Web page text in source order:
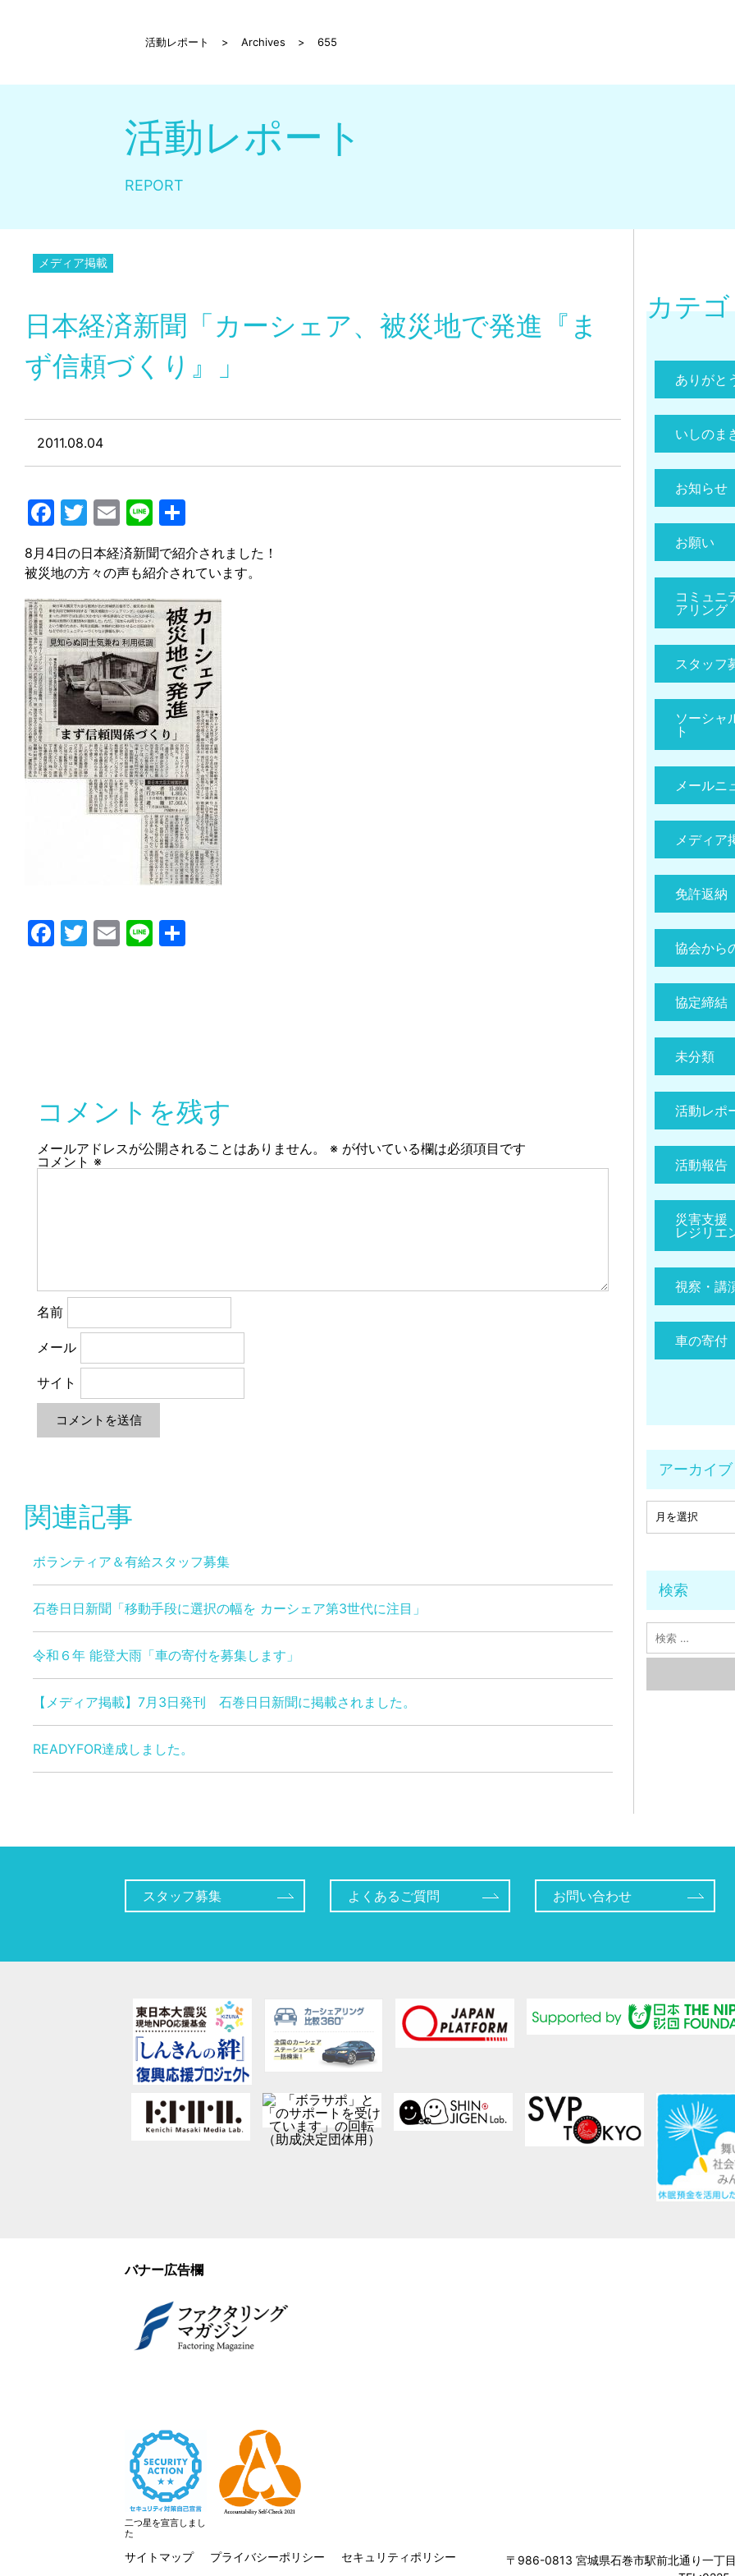
活動レポート > Archives > 655
活動レポート
REPORT
メディア掲載
日本経済新聞「カーシェア、被災地で発進『ま
ず信頼づくり』」
2011.08.04
Facebook
Twitter
Email
Line
有
8月4日の日本経済新聞で紹介されました！
被災地の方々の声も紹介されています。
Facebook
Twitter
Email
Line
コメントを残す
メールアドレスが公開されることはありません。 ※ が付いている欄は必須項目です
コメント ※
名前
メール
サイト
関連記事
ボランティア＆有給スタッフ募集
石巻日日新聞「移動手段に選択の幅を カーシェア第3世代に注目」
令和６年 能登大雨「車の寄付を募集します」
【メディア掲載】7月3日発刊 石巻日日新聞に掲載されました。
READYFOR達成しました。
カテ
ありがと
いしのま
お知らせ
お願い
コミュニ
アリング
スタッフ
ソーシャ
ト
メールニ
メディア
免許返納
協会から
協定締結
未分類
活動レポ
活動報告
災害支援
レジリエ
視察・講
車の寄付
アーカイブ
検索
スタッフ募集 よくあるご質問 お問い合わせ
バナー広告欄
二つ星を宣言しまし
た
サイトマップ プライバシーポリシー セキュリティポリシー 〒986-0813 宮城県石巻市駅前北通り一丁